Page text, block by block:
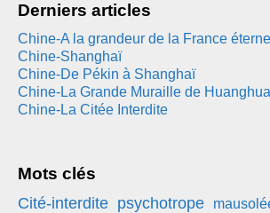
Derniers articles
Chine-A la grandeur de la France
Chine-Shanghaï
Chine-De Pékin à Shanghaï
Chine-La Grande Muraille de Huanghua
Chine-La Citée Interdite
Mots clés
Cité-interdite psychotrope